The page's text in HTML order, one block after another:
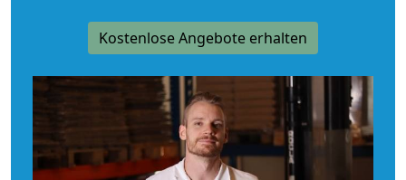
Kostenlose Angebote erhalten